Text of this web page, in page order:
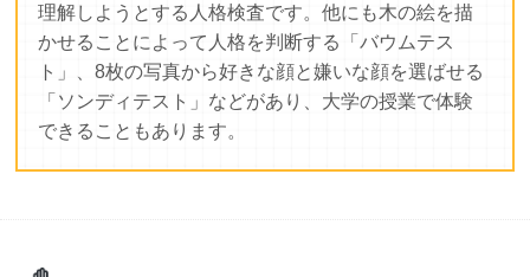
理解しようとする人格検査です。他にも木の絵を描
かせることによって人格を判断する「バウムテス
ト」、8枚の写真から好きな顔と嫌いな顔を選ばせる
「ソンディテスト」などがあり、大学の授業で体験
できることもあります。